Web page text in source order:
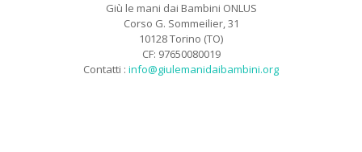
Giù le mani dai Bambini ONLUS
Corso G. Sommeilier, 31
10128 Torino (TO)
CF: 97650080019
Contatti : info@giulemanidaibambini.org